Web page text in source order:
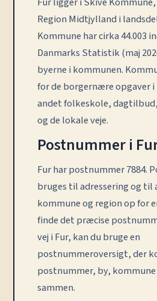
Region Midtjylland i
Kommune har cirka 44.003
Danmarks Statistik (maj
byerne i kommunen.
for de borgernære opgaver i
andet folkeskole,
og de lokale veje.
Postnummer i
Fur har postnummer 7884.
bruges til adressering og til
kommune og region op for
finde det præcise
vej i Fur, kan du bruge en
postnummeroversigt, der
postnummer, by,
sammen.